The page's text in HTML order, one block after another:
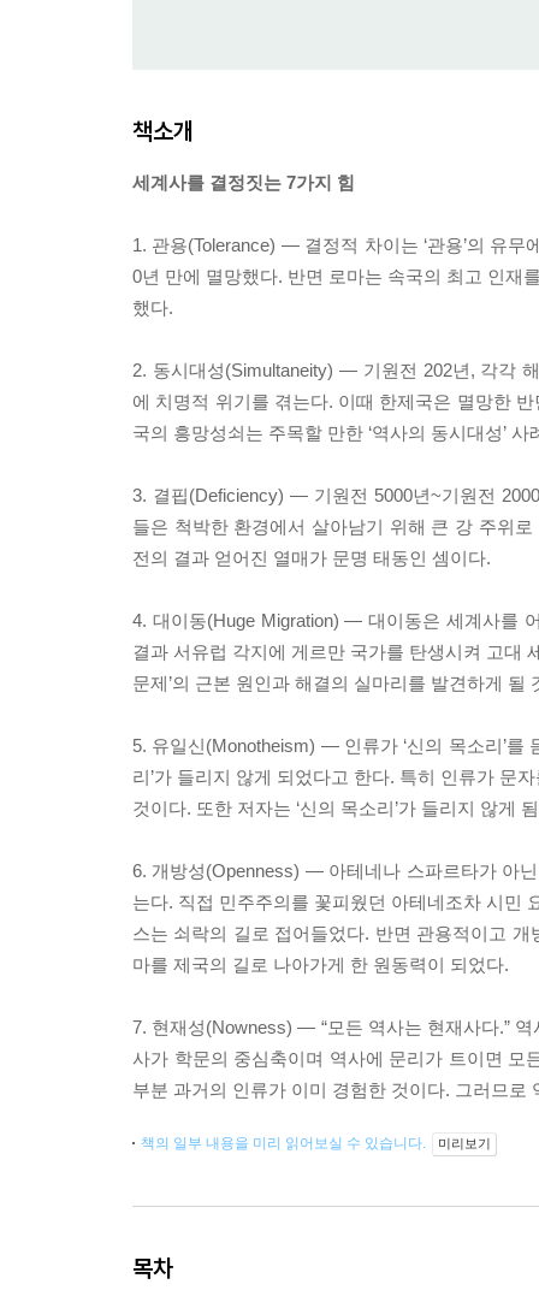
책소개
세계사를 결정짓는 7가지 힘
1. 관용(Tolerance) ― 결정적 차이는 ‘관용’의 유
0년 만에 멸망했다. 반면 로마는 속국의 최고 인재
했다.
2. 동시대성(Simultaneity) ― 기원전 202년, 각각
에 치명적 위기를 겪는다. 이때 한제국은 멸망한
국의 흥망성쇠는 주목할 만한 ‘역사의 동시대성’
3. 결핍(Deficiency) ― 기원전 5000년~기원전
들은 척박한 환경에서 살아남기 위해 큰 강 주위로
전의 결과 얻어진 열매가 문명 태동인 셈이다.
4. 대이동(Huge Migration) ― 대이동은 세계사를
결과 서유럽 각지에 게르만 국가를 탄생시켜 고대
문제’의 근본 원인과 해결의 실마리를 발견하게 될
5. 유일신(Monotheism) ― 인류가 ‘신의 목소리’
리’가 들리지 않게 되었다고 한다. 특히 인류가 문
것이다. 또한 저자는 ‘신의 목소리’가 들리지 않게
6. 개방성(Openness) ― 아테네나 스파르타가 아
는다. 직접 민주주의를 꽃피웠던 아테네조차 시민
스는 쇠락의 길로 접어들었다. 반면 관용적이고
마를 제국의 길로 나아가게 한 원동력이 되었다.
7. 현재성(Nowness) ― “모든 역사는 현재사다.” 역
사가 학문의 중심축이며 역사에 문리가 트이면 모
부분 과거의 인류가 이미 경험한 것이다. 그러므
책의 일부 내용을 미리 읽어보실 수 있습니다. 미리보기
목차